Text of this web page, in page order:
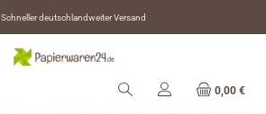
Schneller deutschlandweiter Versand
0,00 €